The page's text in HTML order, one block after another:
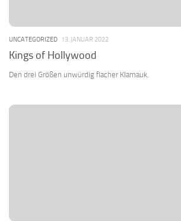
UNCATEGORIZED 13. JANUAR 2022
Kings of Hollywood
Den drei Größen unwürdig flacher Klamauk.